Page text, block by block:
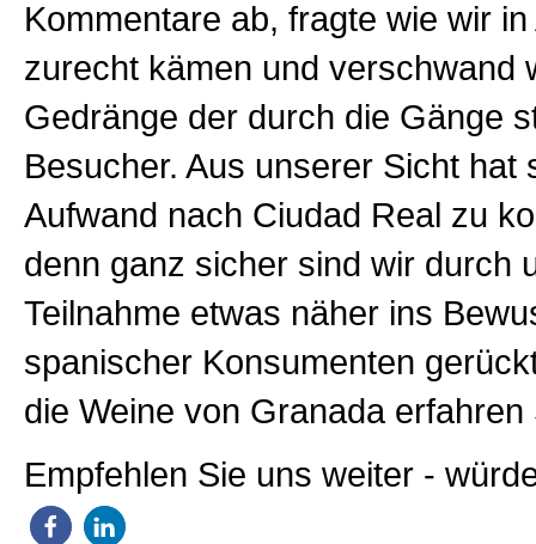
Kommentare ab, fragte wie wir
zurecht kämen und verschwand
Gedränge der durch die Gänge
Besucher. Aus unserer Sicht hat
Aufwand nach Ciudad Real zu
denn ganz sicher sind wir durch
Teilnahme etwas näher ins
spanischer Konsumenten
die Weine von Granada
Empfehlen Sie uns weiter -